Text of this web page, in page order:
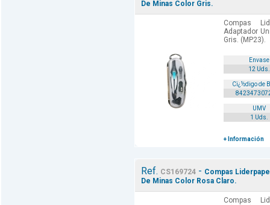
De Minas Color Gris.
Compas
Adaptador
Gris. (MP23).
Envase
12 Uds.
Cï¿½digo de
UMV
1 Uds.
+ Información
Ref. CS169724- Compas
De Minas Color Rosa Claro.
Compas